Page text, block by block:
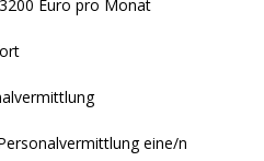
Euro pro Monat
eine/n